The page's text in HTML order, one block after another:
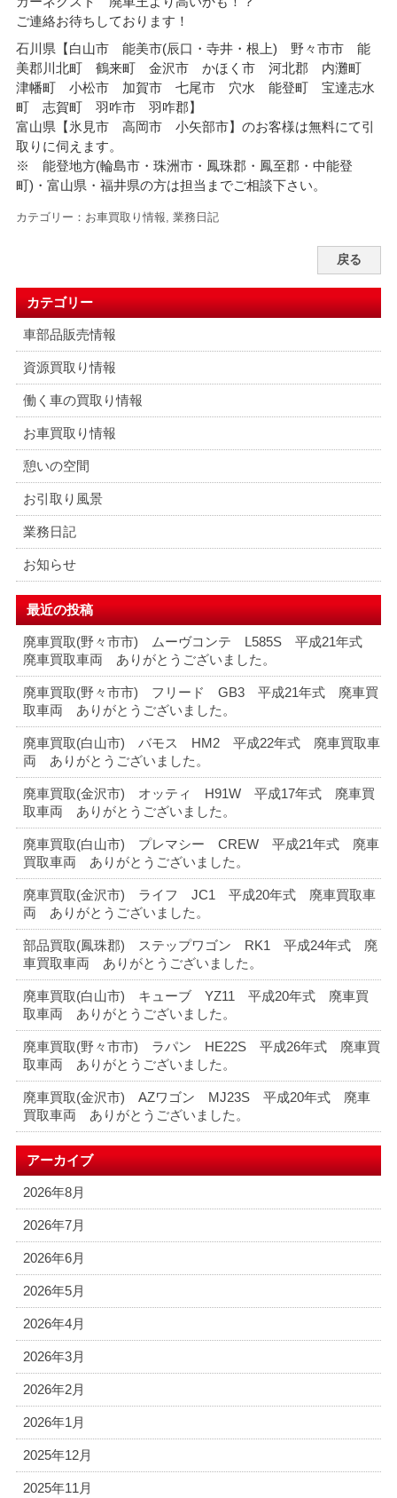
ご連絡お待ちしております！
石川県【白山市 能美市(辰口・寺井・根上) 野々市市 能
美郡川北町 鶴来町 金沢市 かほく市 河北郡 内灘町
津幡町 小松市 加賀市 七尾市 穴水 能登町 宝達志水
町 志賀町 羽咋市 羽咋郡】
富山県【氷見市 高岡市 小矢部市】のお客様は無料にて引
取りに伺えます。
※ 能登地方(輪島市・珠洲市・ 鳳珠郡・鳳至郡・中能登
町)・富山県・福井県の方は担当までご相談下さい。
カテゴリー： お車買取り情報, 業務日記
戻る
カテゴリー
車部品販売情報
資源買取り情報
働く車の買取り情報
お車買取り情報
憩いの空間
お引取り風景
業務日記
お知らせ
最近の投稿
廃車買取(野々市市) ムーヴコンテ L585S 平成21年式
廃車買取車両 ありがとうございました。
廃車買取(野々市市) フリード GB3 平成21年式 廃車買
取車両 ありがとうございました。
廃車買取(白山市) バモス HM2 平成22年式 廃車買取車
両 ありがとうございました。
廃車買取(金沢市) オッティ H91W 平成17年式 廃車買
取車両 ありがとうございました。
廃車買取(白山市) プレマシー CREW 平成21年式 廃車
買取車両 ありがとうございました。
廃車買取(金沢市) ライフ JC1 平成20年式 廃車買取車
両 ありがとうございました。
部品買取(鳳珠郡) ステップワゴン RK1 平成24年式 廃
車買取車両 ありがとうございました。
廃車買取(白山市) キューブ YZ11 平成20年式 廃車買
取車両 ありがとうございました。
廃車買取(野々市市) ラパン HE22S 平成26年式 廃車買
取車両 ありがとうございました。
廃車買取(金沢市) AZワゴン MJ23S 平成20年式 廃車
買取車両 ありがとうございました。
アーカイブ
2026年8月
2026年7月
2026年6月
2026年5月
2026年4月
2026年3月
2026年2月
2026年1月
2025年12月
2025年11月